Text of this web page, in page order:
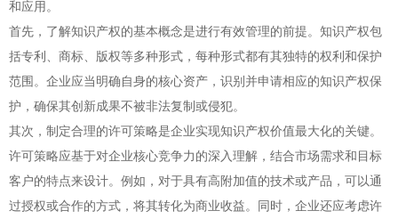
和应用。
首先，了解知识产权的基本概念是进行有效管理的前提。知识产权包
括专利、商标、版权等多种形式，每种形式都有其独特的权利和保护
范围。企业应当明确自身的核心资产，识别并申请相应的知识产权保
护，确保其创新成果不被非法复制或侵犯。
其次，制定合理的许可策略是企业实现知识产权价值最大化的关键。
许可策略应基于对企业核心竞争力的深入理解，结合市场需求和目标
客户的特点来设计。例如，对于具有高附加值的技术或产品，可以通
过授权或合作的方式，将其转化为商业收益。同时，企业还应考虑许